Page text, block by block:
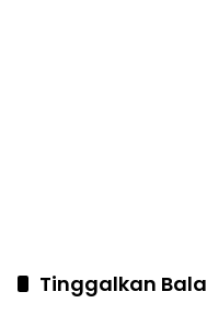
Tinggalkan